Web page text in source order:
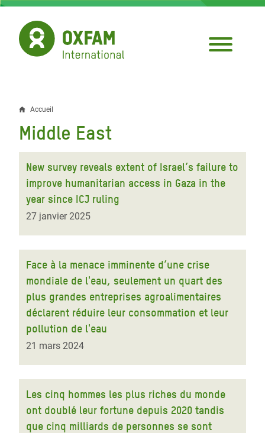
Aller
contenu
principal
Fil
d'Ariane
Accueil
Middle East
New survey reveals extent of Israel’s failure to
improve humanitarian access in Gaza in the
year since ICJ ruling
27 janvier 2025
Face à la menace imminente d’une crise
mondiale de l'eau, seulement un quart des
plus grandes entreprises agroalimentaires
déclarent réduire leur consommation et leur
pollution de l'eau
21 mars 2024
Les cinq hommes les plus riches du monde
ont doublé leur fortune depuis 2020 tandis
que cinq milliards de personnes se sont